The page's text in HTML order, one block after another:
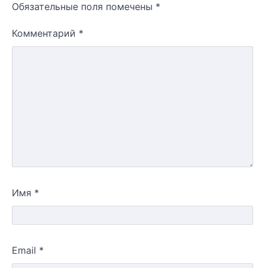
Обязательные поля помечены *
Комментарий *
Имя *
Email *